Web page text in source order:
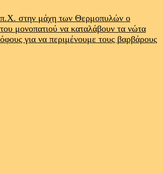
π.Χ. στην μάχη των Θερμοπυλών ο
μονοπατιού να καταλάβουν τα νώτα
για να περιμένουμε τους βαρβάρους